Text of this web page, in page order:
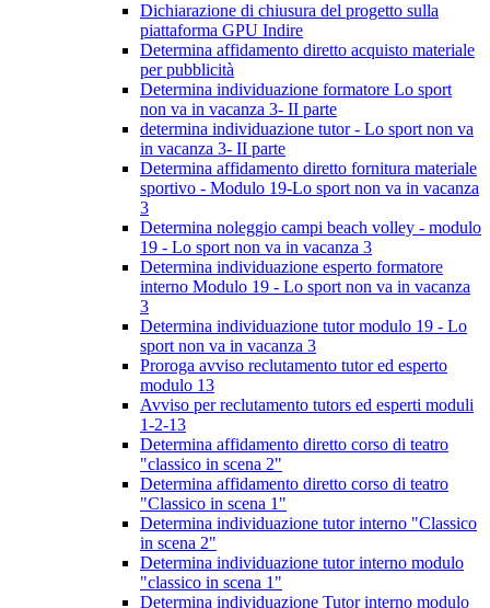
Dichiarazione di chiusura del progetto sulla
piattaforma GPU Indire
Determina affidamento diretto acquisto materiale
per pubblicità
Determina individuazione formatore Lo sport
non va in vacanza 3- II parte
determina individuazione tutor - Lo sport non va
in vacanza 3- II parte
Determina affidamento diretto fornitura materiale
sportivo - Modulo 19-Lo sport non va in vacanza
3
Determina noleggio campi beach volley - modulo
19 - Lo sport non va in vacanza 3
Determina individuazione esperto formatore
interno Modulo 19 - Lo sport non va in vacanza
3
Determina individuazione tutor modulo 19 - Lo
sport non va in vacanza 3
Proroga avviso reclutamento tutor ed esperto
modulo 13
Avviso per reclutamento tutors ed esperti moduli
1-2-13
Determina affidamento diretto corso di teatro
"classico in scena 2"
Determina affidamento diretto corso di teatro
"Classico in scena 1"
Determina individuazione tutor interno "Classico
in scena 2"
Determina individuazione tutor interno modulo
"classico in scena 1"
Determina individuazione Tutor interno modulo